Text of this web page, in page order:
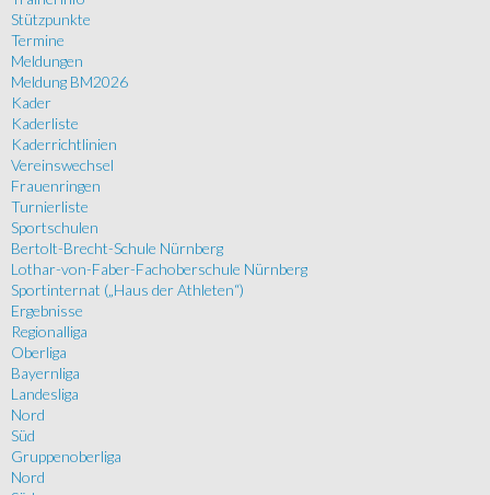
Stützpunkte
Termine
Meldungen
Meldung BM2026
Kader
Kaderliste
Kaderrichtlinien
Vereinswechsel
Frauenringen
Turnierliste
Sportschulen
Bertolt-Brecht-Schule Nürnberg
Lothar-von-Faber-Fachoberschule Nürnberg
Sportinternat („Haus der Athleten“)
Ergebnisse
Regionalliga
Oberliga
Bayernliga
Landesliga
Nord
Süd
Gruppenoberliga
Nord